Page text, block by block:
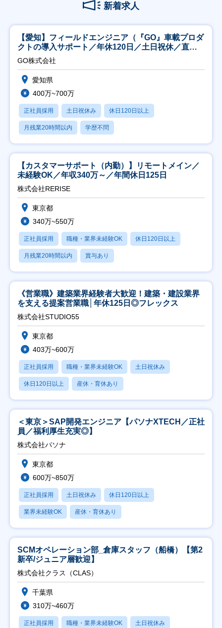
新着求人
【愛知】フィールドエンジニア（『GO』車載プロダ
クトの導入サポート／年休120日／土日祝休／直行
直帰
GO株式会社
愛知県
400万~700万
正社員採用 土日祝休み 休日120日以上
月残業20時間以内 学歴不問
【カスタマーサポート（内勤）】リモートメイン／
未経験OK／年収340万～／年間休日125日
株式会社RERISE
東京都
340万~550万
正社員採用 職種・業界未経験OK 休日120日以上
月残業20時間以内 賞与あり
《営業職》建築業界経験者大歓迎！建築・建設業界
を支える提案営業職│年休125日◎フレックス
株式会社STUDIO55
東京都
403万~600万
正社員採用 職種・業界未経験OK 土日祝休み
休日120日以上 産休・育休あり
＜東京＞SAP開発エンジニア【パソナXTECH／正社
員／福利厚生充実◎】
株式会社パソナ
東京都
600万~850万
正社員採用 土日祝休み 休日120日以上
業界未経験OK 産休・育休あり
SCMオペレーション部_倉庫スタッフ（船橋）【第2
新卒/ジュニア層歓迎】
株式会社クラス（CLAS）
千葉県
310万~460万
正社員採用 職種・業界未経験OK 土日祝休み